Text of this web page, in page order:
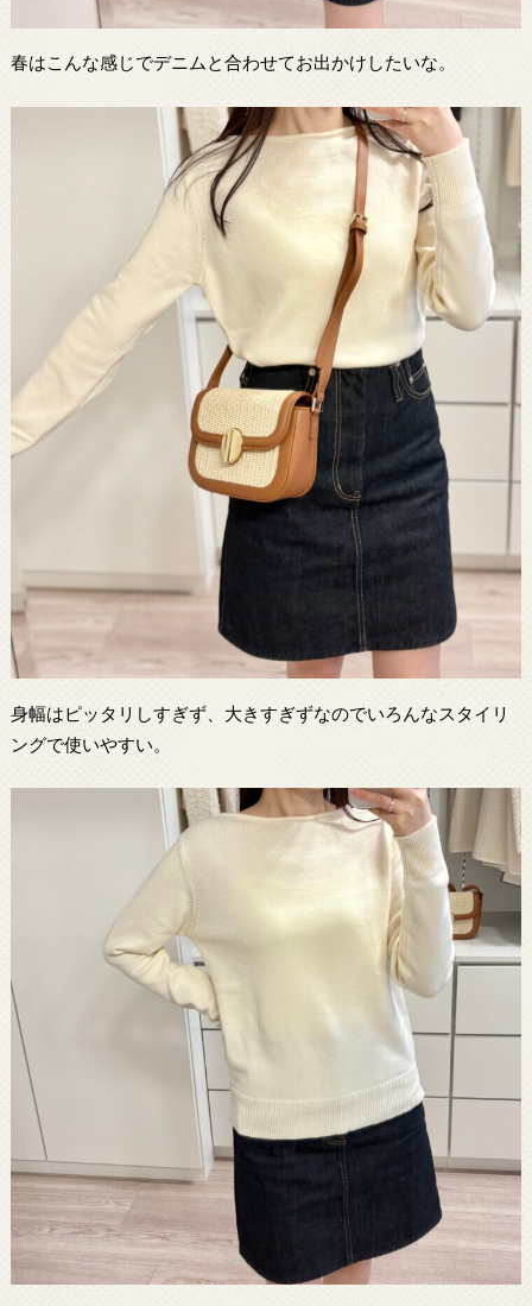
春はこんな感じでデニムと合わせてお出かけしたいな。
身幅はピッタリしすぎず、大きすぎずなのでいろんなスタイリ
ングで使いやすい。